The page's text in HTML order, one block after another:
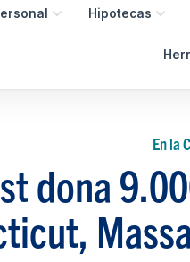
Hipotecas
En la
dona